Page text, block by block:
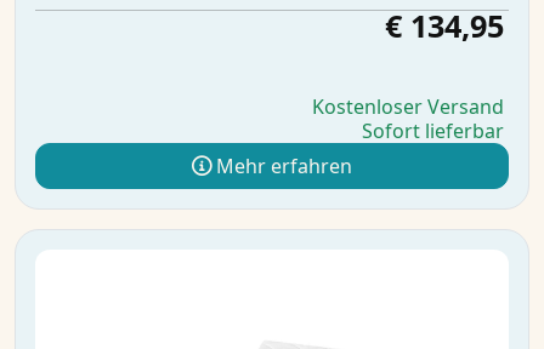
€ 134,95
Kostenloser Versand
Sofort lieferbar
Mehr erfahren